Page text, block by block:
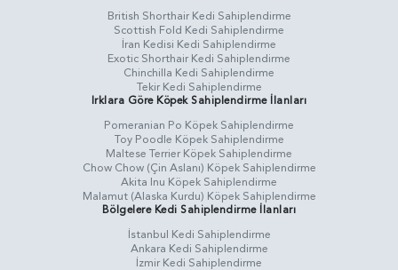
British Shorthair Kedi Sahiplendirme
Scottish Fold Kedi Sahiplendirme
İran Kedisi Kedi Sahiplendirme
Exotic Shorthair Kedi Sahiplendirme
Chinchilla Kedi Sahiplendirme
Tekir Kedi Sahiplendirme
Irklara Göre Köpek Sahiplendirme İlanları
Pomeranian Po Köpek Sahiplendirme
Toy Poodle Köpek Sahiplendirme
Maltese Terrier Köpek Sahiplendirme
Chow Chow (Çin Aslanı) Köpek Sahiplendirme
Akita Inu Köpek Sahiplendirme
Malamut (Alaska Kurdu) Köpek Sahiplendirme
Bölgelere Kedi Sahiplendirme İlanları
İstanbul Kedi Sahiplendirme
Ankara Kedi Sahiplendirme
İzmir Kedi Sahiplendirme